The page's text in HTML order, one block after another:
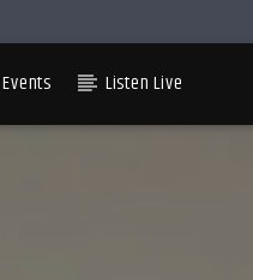
Events Listen Live